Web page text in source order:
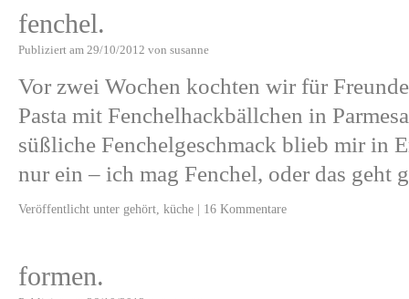
fenchel.
Publiziert am 29/10/2012 von susanne
Vor zwei Wochen kochten wir für
Pasta mit Fenchelhackbällchen in
süßliche Fenchelgeschmack blieb mir in
nur ein – ich mag Fenchel, oder das
Veröffentlicht unter gehört küche | 16 Kommentare
formen.